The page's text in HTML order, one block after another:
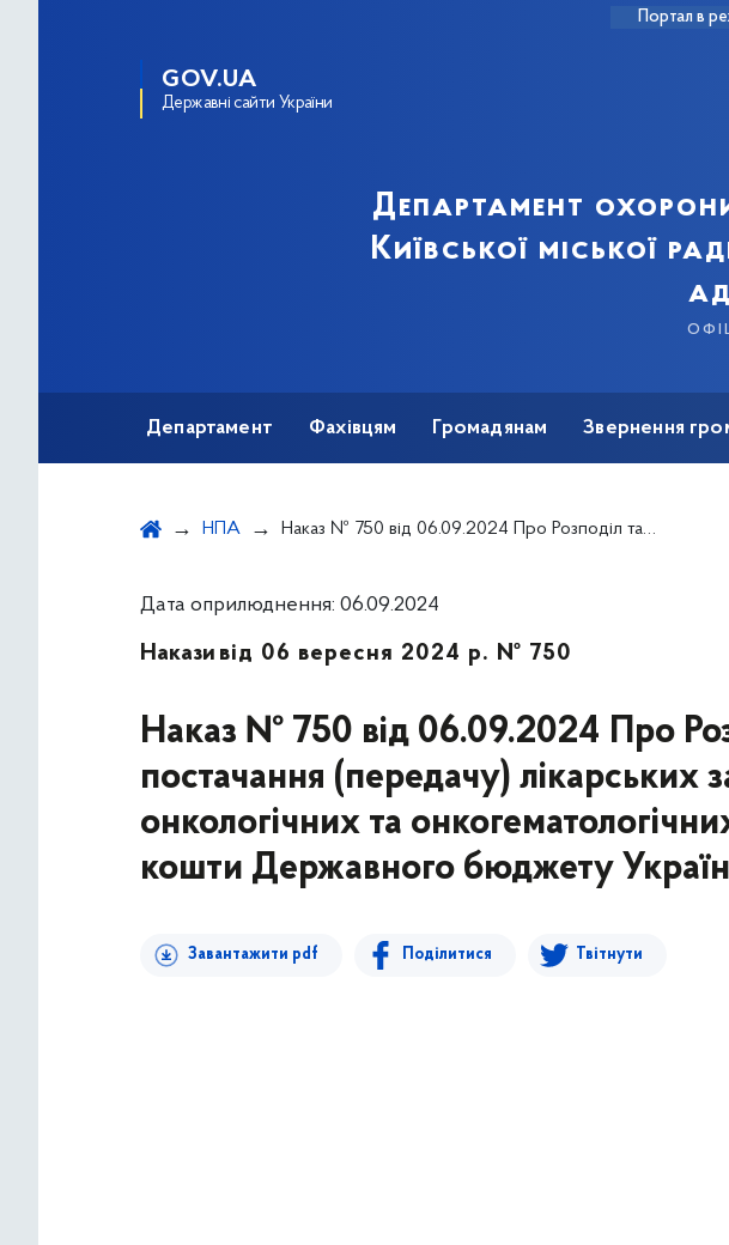
Портал в
GOV.UA
Державні сайти України
Департамент
Київської міської
Департамент Фахівцям Громадянам Звернення
НПА Наказ № 750 від 06.09.2024 Про Розподіл та безоплатне постачання (передачу) лікарських засобів для лікування онкологічних та онкогематологічних хворих, закуплених за кошти Державного бюджету України на 2023 рік
Дата оприлюднення: 06.09.2024
Накази від 06 вересня 2024 р. № 750
Наказ № 750 від 06.09.2024 Про
постачання (передачу) лікарських
онкологічних та
кошти Державного бюджету
Завантажити pdf Поділитися Твітнути